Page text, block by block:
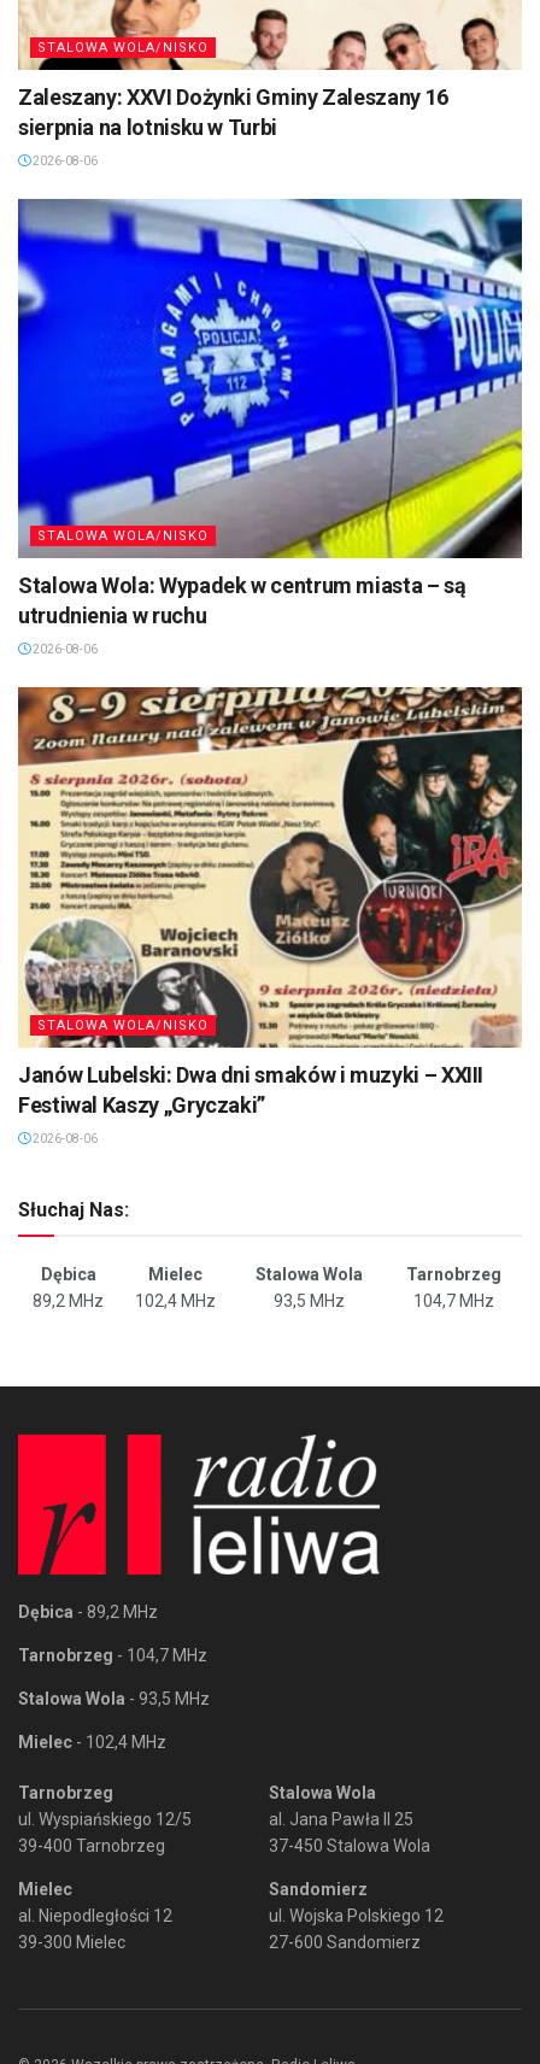
STALOWA WOLA/NISKO
Zaleszany: XXVI Dożynki Gminy Zaleszany 16
sierpnia na lotnisku w Turbi
2026-08-06
STALOWA WOLA/NISKO
Stalowa Wola: Wypadek w centrum miasta – są
utrudnienia w ruchu
2026-08-06
STALOWA WOLA/NISKO
Janów Lubelski: Dwa dni smaków i muzyki – XXIII
Festiwal Kaszy „Gryczaki”
2026-08-06
Słuchaj Nas:
Dębica Mielec Stalowa Wola
Tarnobrzeg
89,2 MHz
102,4 MHz 93,5 MHz 104,7 MHz
Dębica - 89,2 MHz
Tarnobrzeg - 104,7 MHz
Stalowa Wola - 93,5 MHz
Mielec - 102,4 MHz
Tarnobrzeg
ul. Wyspiańskiego 12/5
39-400 Tarnobrzeg
Mielec
al. Niepodległości 12
39-300 Mielec
Stalowa Wola
al. Jana Pawła II 25
37-450 Stalowa Wola
Sandomierz
ul. Wojska Polskiego 12
27-600 Sandomierz